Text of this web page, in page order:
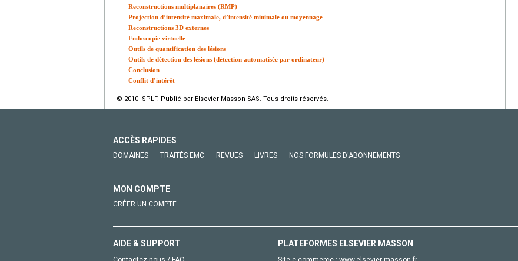
Reconstructions multiplanaires (RMP)
Projection d’intensité maximale, d’intensité minimale ou moyennage
Reconstructions 3D externes
Endoscopie virtuelle
Outils de quantification des lésions
Outils de détection des lésions (détection automatisée par ordinateur)
Conclusion
Conflit d’intérêt
© 2010 SPLF. Publié par Elsevier Masson SAS. Tous droits réservés.
ACCÈS RAPIDES
DOMAINES TRAITÉS EMC REVUES LIVRES NOS FORMULES D'ABONNEMENTS
MON COMPTE
CRÉER UN COMPTE
AIDE & SUPPORT PLATEFORMES ELSEVIER MASSON